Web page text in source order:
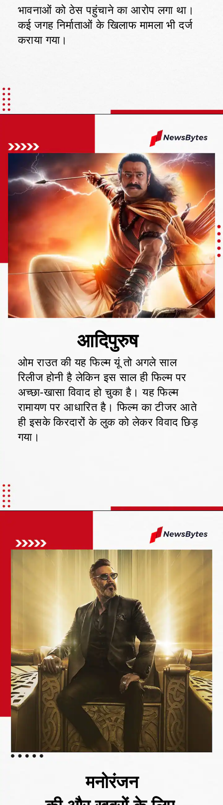
भावनाओं को ठेस पहुंचाने का आरोप लगा था।
कई जगह निर्माताओं के खिलाफ मामला भी दर्ज
आदिपुरुष
ओम राउत की यह फिल्म यूं तो अगले साल
रिलीज होनी है लेकिन इस साल ही फिल्म पर
अच्छा-खासा विवाद हो चुका है। यह फिल्म
रामायण पर आधारित है। फिल्म का टीजर आते
ही इसके किरदारों के लुक को लेकर विवाद छिड़
मनोरंजन